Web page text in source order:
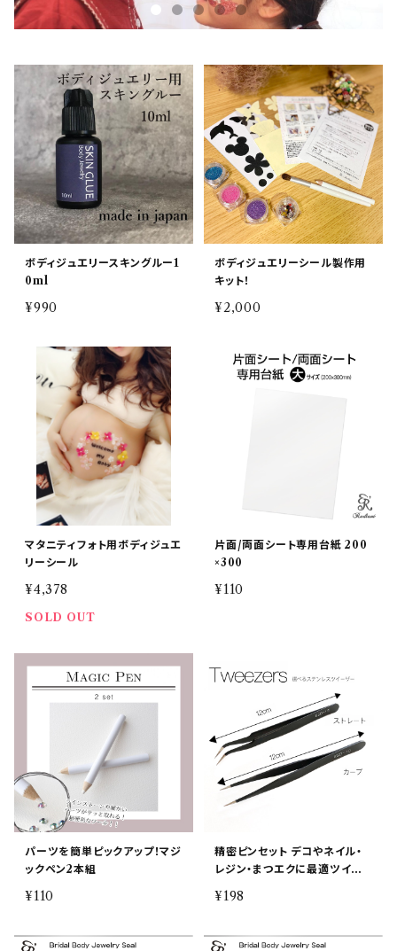
ボディジュエリースキングルー1
0ml
¥990
ボディジュエリーシール製作用
キット！
¥2,000
マタニティフォト用ボディジュエ
リーシール
¥4,378
SOLD OUT
片面/両面シート専用台紙 200
×300
¥110
パーツを簡単ピックアップ！マジ
ックペン2本組
¥110
精密ピンセット デコやネイル・
レジン・まつエクに最適ツイー
¥198